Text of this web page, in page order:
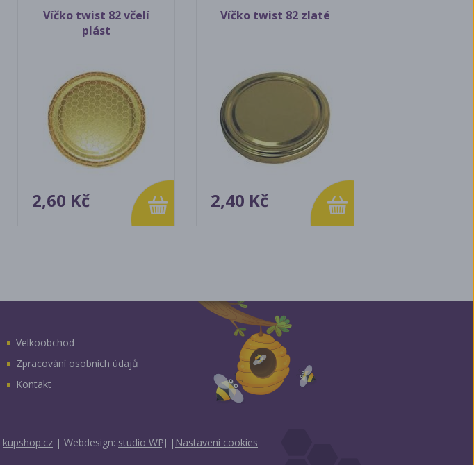
Víčko twist 82 včelí
plást
2,60 Kč
Víčko twist 82 zlaté
2,40 Kč
Velkoobchod
Zpracování osobních údajů
Kontakt
kupshop.cz | Webdesign: studio WPJ | Nastavení cookies